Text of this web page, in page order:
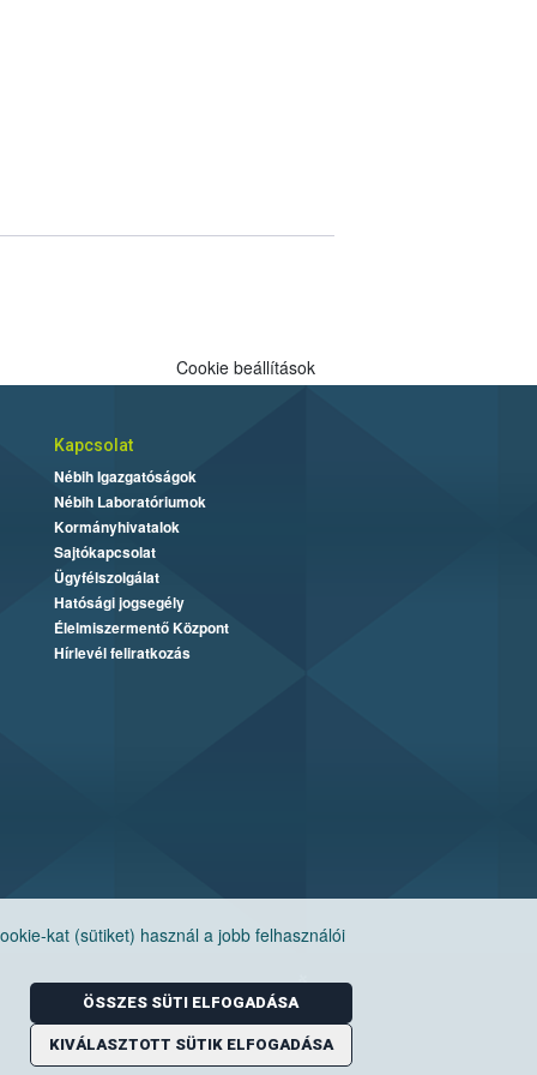
kat (sütiket) használ a jobb felhasználói
ÖSSZES SÜTI ELFOGADÁSA
KIVÁLASZTOTT SÜTIK ELFOGADÁSA
Cookie beállítások
Kapcsolat
Nébih Igazgatóságok
Nébih Laboratóriumok
Kormányhivatalok
Sajtókapcsolat
Ügyfélszolgálat
Hatósági jogsegély
Élelmiszermentő Központ
Hírlevél feliratkozás